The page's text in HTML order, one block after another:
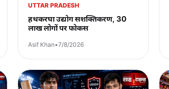
UTTAR PRADESH
हथकरघा उद्योग सशक्तिकरण, 30
लाख लोगों पर फोकस
Asif Khan•7/8/2026